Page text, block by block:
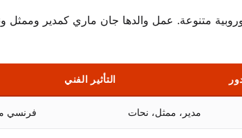
متنوعة. عمل والدها جان ماري كمدير وممثل
التأثير الفني
مدير، ممثل، نحات فرنسي